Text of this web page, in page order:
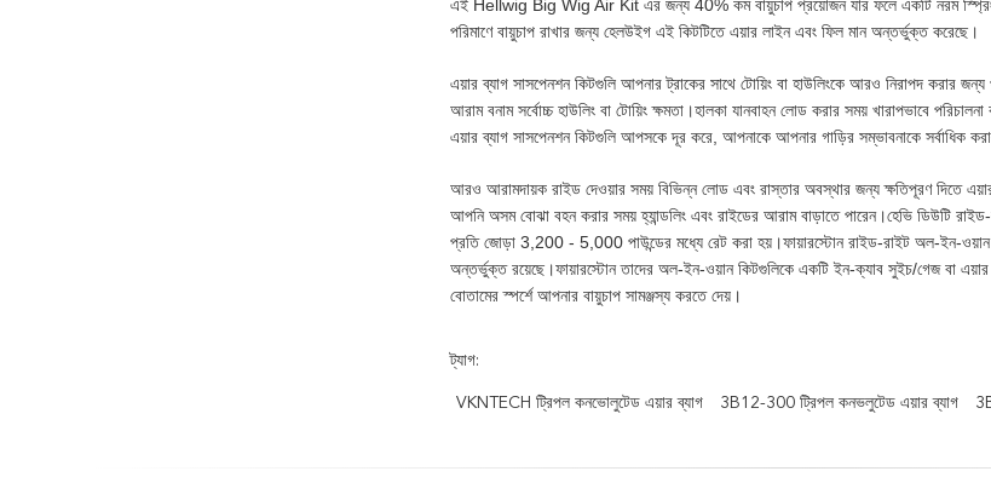
এই Hellwig Big Wig Air Kit এর জন্য 40% কম বায়ুচাপ প্রয়োজন যার ফলে একটি নরম স্প্রিং
পরিমাণে বায়ুচাপ রাখার জন্য হেলউইগ এই কিটটিতে এয়ার লাইন এবং ফিল মান অন্তর্ভুক্ত করেছে।
এয়ার ব্যাগ সাসপেনশন কিটগুলি আপনার ট্রাকের সাথে টোয়িং বা হাউলিংকে আরও নিরাপদ
আরাম বনাম সর্বোচ্চ হাউলিং বা টোয়িং ক্ষমতা।হালকা যানবাহন লোড করার সময় খারাপভাবে
এয়ার ব্যাগ সাসপেনশন কিটগুলি আপসকে দূর করে, আপনাকে আপনার গাড়ির সম্ভাবনাকে সর্বাধিক
আরও আরামদায়ক রাইড দেওয়ার সময় বিভিন্ন লোড এবং রাস্তার অবস্থার জন্য ক্ষতিপূরণ দিতে এয়ার
আপনি অসম বোঝা বহন করার সময় হ্যান্ডলিং এবং রাইডের আরাম বাড়াতে পারেন।হেভি ডিউটি
প্রতি জোড়া 3,200 - 5,000 পাউন্ডের মধ্যে রেট করা হয়।ফায়ারস্টোন রাইড-রাইট অল-ইন-
অন্তর্ভুক্ত রয়েছে।ফায়ারস্টোন তাদের অল-ইন-ওয়ান কিটগুলিকে একটি ইন-ক্যাব সুইচ/গেজ বা
বোতামের স্পর্শে আপনার বায়ুচাপ সামঞ্জস্য করতে দেয়।
ট্যাগ:
VKNTECH ট্রিপল কনভোলুটেড এয়ার ব্যাগ 3B12-300 ট্রিপল কনভলুটেড এয়ার ব্যাগ